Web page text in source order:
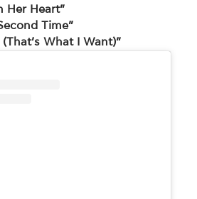
Her Heart”
Time”
What I Want)”